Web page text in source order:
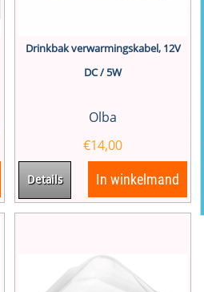
Drinkbak verwarmingskabel, 12V
DC / 5W
Olba
€14,00
Details In winkelmand